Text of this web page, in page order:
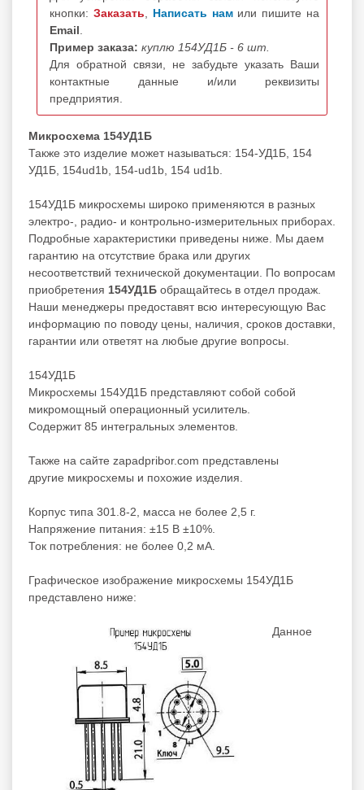
кнопки: Заказать Написать нам или пишите на
Email
Пример заказа: куплю 154УД1Б - 6 шт.
Для обратной связи, не забудьте указать Ваши
контактные данные и/или реквизиты
предприятия.
Микросхема 154УД1Б
Также это изделие может называться: 154-УД1Б, 154
УД1Б, 154ud1b, 154-ud1b, 154 ud1b.
154УД1Б микросхемы широко применяются в разных
электро-, радио- и контрольно-измерительных приборах.
Подробные характеристики приведены ниже. Мы даем
гарантию на отсутствие брака или других
несоответствий технической документации. По вопросам
приобретения 154УД1Б обращайтесь в отдел продаж.
Наши менеджеры предоставят всю интересующую Вас
информацию по поводу цены, наличия, сроков доставки,
гарантии или ответят на любые другие вопросы.
154УД1Б
Микросхемы 154УД1Б представляют собой собой
микромощный операционный усилитель.
Содержит 85 интегральных элементов.
Также на сайте zapadpribor.com представлены
другие микросхемы и похожие изделия.
Корпус типа 301.8-2, масса не более 2,5 г.
Напряжение питания: ±15 В ±10%.
Ток потребления: не более 0,2 мА.
Графическое изображение микросхемы 154УД1Б
представлено ниже:
Данное